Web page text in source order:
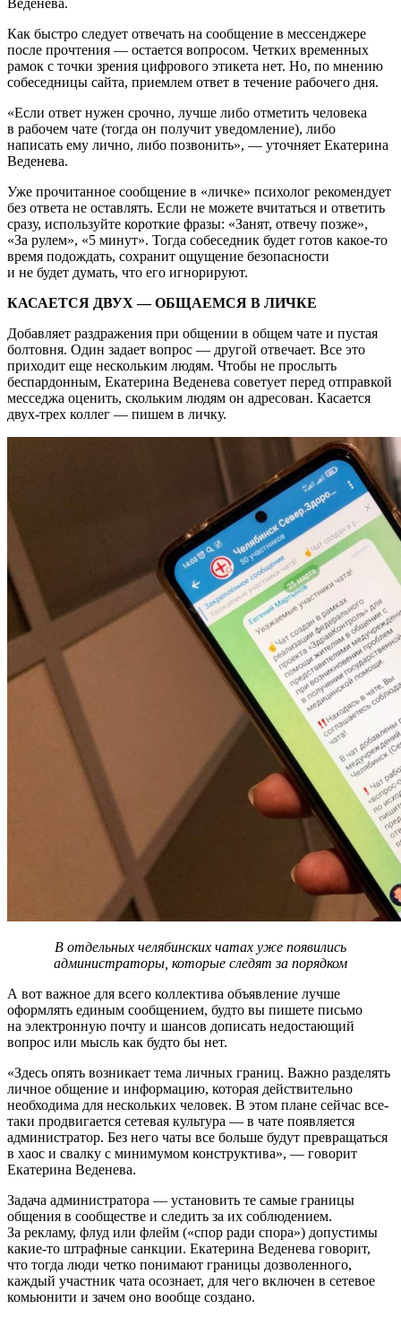
Как быстро следует отвечать на сообщение в мессенджере
после прочтения — остается вопросом. Четких временных
рамок с точки зрения цифрового этикета нет. Но, по мнению
собеседницы сайта, приемлем ответ в течение рабочего дня.
«Если ответ нужен срочно, лучше либо отметить человека
в рабочем чате (тогда он получит уведомление), либо
написать ему лично, либо позвонить», — уточняет Екатерина
Веденева.
Уже прочитанное сообщение в «личке» психолог рекомендует
без ответа не оставлять. Если не можете вчитаться и ответить
сразу, используйте короткие фразы: «Занят, отвечу позже»,
«За рулем», «5 минут». Тогда собеседник будет готов какое-то
время подождать, сохранит ощущение безопасности
и не будет думать, что его игнорируют.
КАСАЕТСЯ ДВУХ — ОБЩАЕМСЯ В ЛИЧКЕ
Добавляет раздражения при общении в общем чате и пустая
болтовня. Один задает вопрос — другой отвечает. Все это
приходит еще нескольким людям. Чтобы не прослыть
беспардонным, Екатерина Веденева советует перед отправкой
месседжа оценить, скольким людям он адресован. Касается
двух-трех коллег — пишем в личку.
В отдельных челябинских чатах уже появились
администраторы, которые следят за порядком
А вот важное для всего коллектива объявление лучше
оформлять единым сообщением, будто вы пишете письмо
на электронную почту и шансов дописать недостающий
вопрос или мысль как будто бы нет.
«Здесь опять возникает тема личных границ. Важно разделять
личное общение и информацию, которая действительно
необходима для нескольких человек. В этом плане сейчас все-
таки продвигается сетевая культура — в чате появляется
администратор. Без него чаты все больше будут превращаться
в хаос и свалку с минимумом конструктива», — говорит
Екатерина Веденева.
Задача администратора — установить те самые границы
общения в сообществе и следить за их соблюдением.
За рекламу, флуд или флейм («спор ради спора») допустимы
какие-то штрафные санкции. Екатерина Веденева говорит,
что тогда люди четко понимают границы дозволенного,
каждый участник чата осознает, для чего включен в сетевое
комьюнити и зачем оно вообще создано.